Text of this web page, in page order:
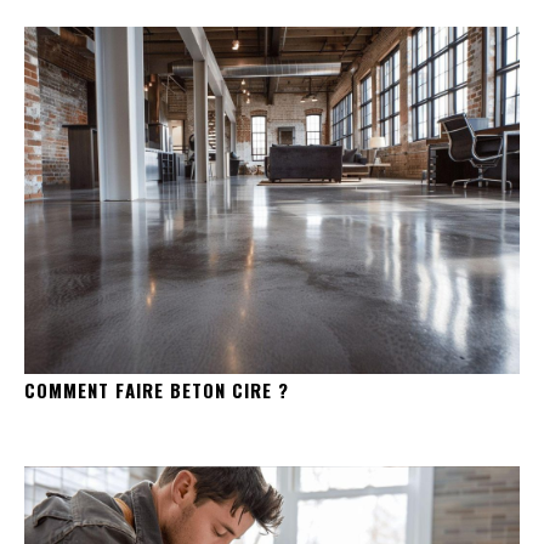
COMMENT FAIRE BETON CIRE ?